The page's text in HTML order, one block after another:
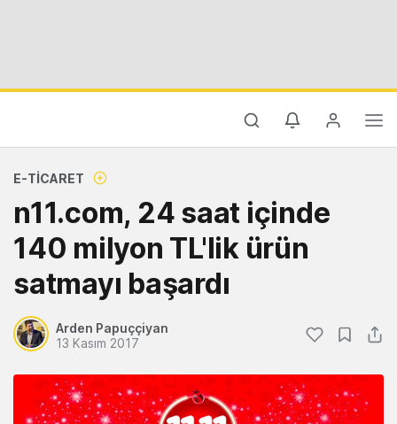
E-TICARET
n11.com, 24 saat içinde
140 milyon TL'lik ürün
satmayı başardı
Arden Papuççiyan
13 Kasım 2017